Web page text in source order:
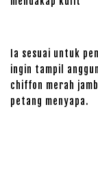
Ia sesuai untuk
ingin tampil
chiffon merah
petang menyapa.